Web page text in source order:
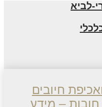
חיובים
– מידע